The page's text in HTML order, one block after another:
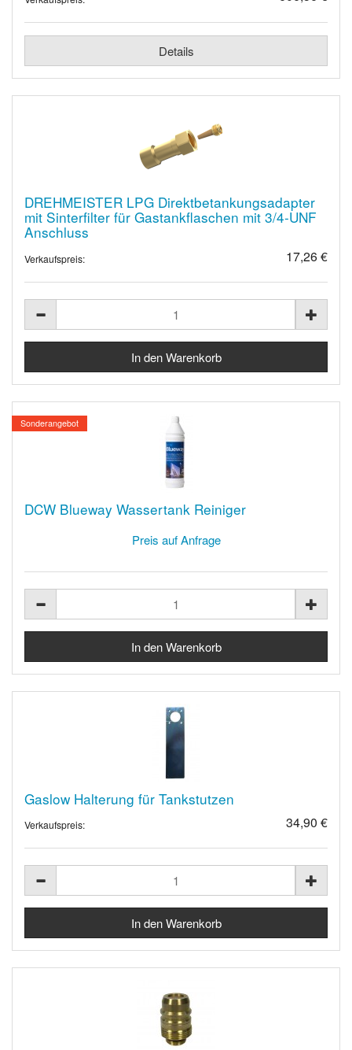
Details
DREHMEISTER LPG Direktbetankungsadapter
mit Sinterfilter für Gastankflaschen mit 3/4-UNF
Anschluss
Verkaufspreis: 17,26 €
Sonderangebot
DCW Blueway Wassertank Reiniger
Preis auf Anfrage
Gaslow Halterung für Tankstutzen
Verkaufspreis: 34,90 €